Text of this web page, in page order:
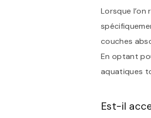
Lorsque
couches
En optant
aquatiques
Est-il